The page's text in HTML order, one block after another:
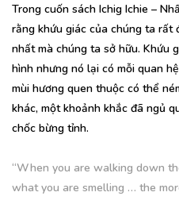
Trong cuốn sách Ichig Ichie –
rằng khứu giác của chúng ta rất
nhất mà chúng ta sở hữu. Khứu
hình nhưng nó lại có mỗi quan
mùi hương quen thuộc có thể
khác, một khoảnh khắc đã ngủ
chốc bừng tỉnh.
“When you are walking down
what you are smelling … the